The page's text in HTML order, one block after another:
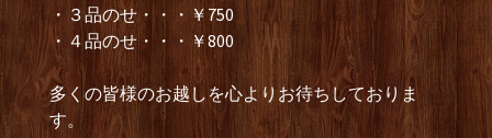
・３品のせ・・・￥750
・４品のせ・・・￥800
多くの皆様のお越しを心よりお待ちしておりま
す。